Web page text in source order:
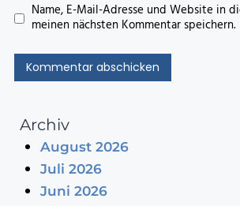
Name, E-Mail-Adresse und Website in
meinen nächsten Kommentar speichern.
Archiv
August 2026
Juli 2026
Juni 2026